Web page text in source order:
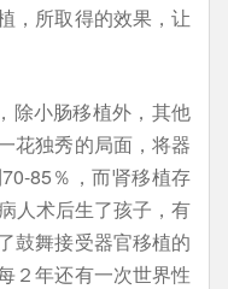
，所取得的效果，让
除小肠移植外，其他
花独秀的局面，将器
85％，而肾移植存
人术后生了孩子，有
鼓舞接受器官移植的
２年还有一次世界性